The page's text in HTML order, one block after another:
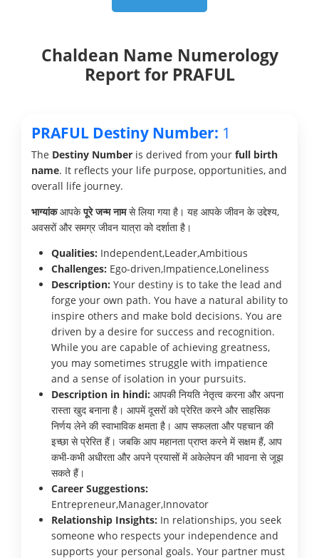
Chaldean Name Numerology
Report for PRAFUL
PRAFUL Destiny Number: 1
The Destiny Number is derived from your full birth
name. It reflects your life purpose, opportunities, and
overall life journey.
भाग्यांकआपकेपूरे जन्म नामसे लिया गया है। यह आपके जीवन के उद्देश्य,
अवसरों और समग्र जीवन यात्रा को दर्शाता है।
Qualities: Independent,Leader,Ambitious
Challenges: Ego-driven,Impatience,Loneliness
Description: Your destiny is to take the lead and
forge your own path. You have a natural ability to
inspire others and make bold decisions. You are
driven by a desire for success and recognition.
While you are capable of achieving greatness,
you may sometimes struggle with impatience
and a sense of isolation in your pursuits.
Description in hindi: आपकी नियति नेतृत्व करना और अपना
रास्ता खुद बनाना है। आपमें दूसरों को प्रेरित करने और साहसिक
निर्णय लेने की स्वाभाविक क्षमता है। आप सफलता और पहचान की
इच्छा से प्रेरित हैं। जबकि आप महानता प्राप्त करने में सक्षम हैं, आप
कभी-कभी अधीरता और अपने प्रयासों में अकेलेपन की भावना से जूझ
सकते हैं।
Career Suggestions:
Entrepreneur,Manager,Innovator
Relationship Insights: In relationships, you seek
someone who respects your independence and
supports your personal goals. Your partner must